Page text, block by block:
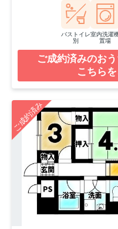
バストイレ
別
室内洗濯
置場
ご成約済みのお
こちら
ご成約済み